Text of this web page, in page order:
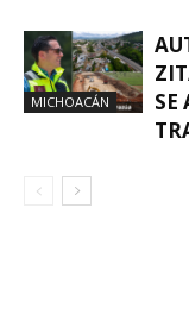
MICHOACÁN
SE